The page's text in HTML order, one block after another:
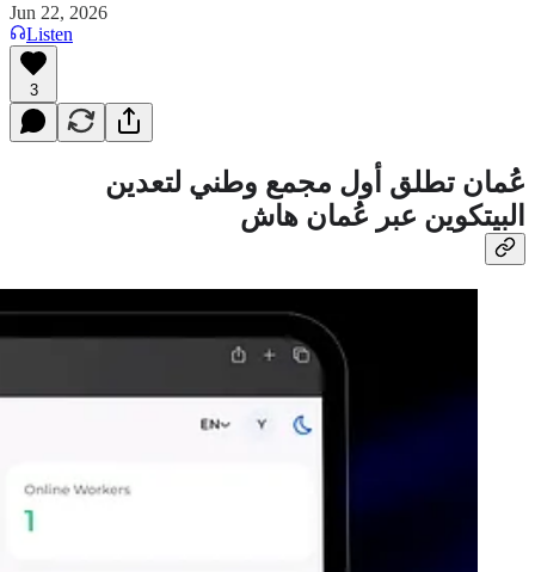
Jun 22, 2026
Listen
3
عُمان تطلق أول مجمع وطني لتعدين
البيتكوين عبر عُمان هاش